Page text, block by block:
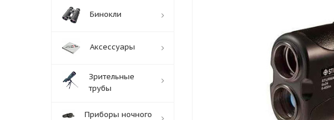
Бинокли
Аксессуары
Зрительные
трубы
Приборы ночного